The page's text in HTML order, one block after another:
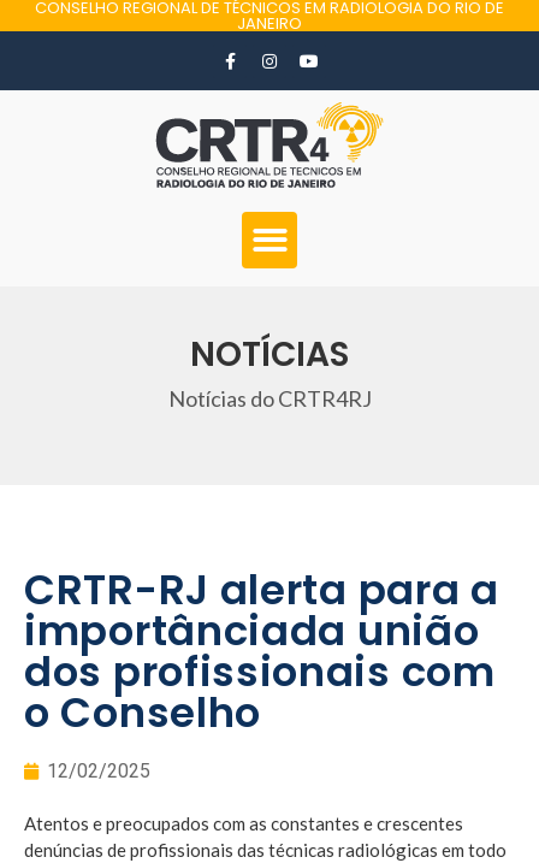
CONSELHO REGIONAL DE TÉCNICOS EM RADIOLOGIA DO RIO DE
JANEIRO
NOTÍCIAS
Notícias do CRTR4RJ
CRTR-RJ alerta para a
importânciada união
dos profissionais com
o Conselho
12/02/2025
Atentos e preocupados com as constantes e crescentes
denúncias de profissionais das técnicas radiológicas em todo